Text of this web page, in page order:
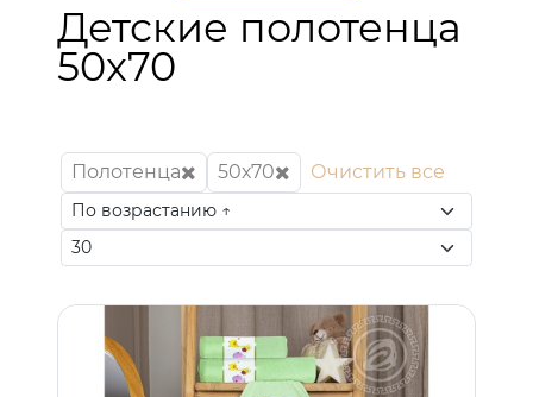
Детские полотенца
50x70
Полотенца 50х70 Очистить все